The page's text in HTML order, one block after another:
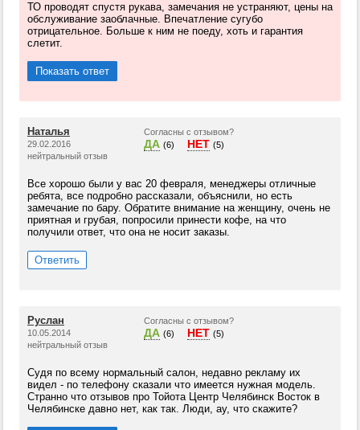
ТО проводят спустя рукава, замечания не устраняют, цены на
обслуживание заоблачные. Впечатление сугубо
отрицательное. Больше к ним не поеду, хоть и гарантия
слетит.
Показать ответ
Наталья
29.02.2016
нейтральный отзыв
Согласны с отзывом?
ДА (6) НЕТ (5)
Все хорошо были у вас 20 февраля, менеджеры отличные
ребята, все подробно рассказали, объяснили, но есть
замечание по бару. Обратите внимание на женщину, очень не
приятная и грубая, попросили принести кофе, на что
получили ответ, что она не носит заказы.
Ответить
Руслан
10.05.2014
нейтральный отзыв
Согласны с отзывом?
ДА (6) НЕТ (5)
Судя по всему нормальный салон, недавно рекламу их
видел - по телефону сказали что имеется нужная модель.
Странно что отзывов про Тойота Центр Челябинск Восток в
Челябинске давно нет, как так. Люди, ау, что скажите?